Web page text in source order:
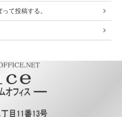
て投稿する。